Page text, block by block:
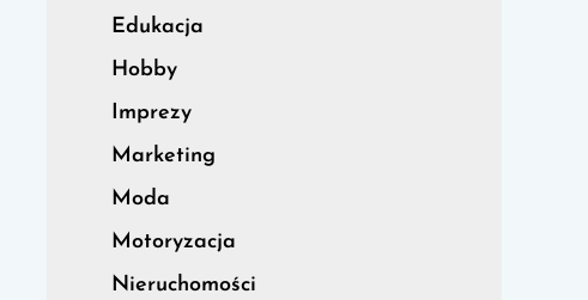
Edukacja
Hobby
Imprezy
Marketing
Moda
Motoryzacja
Nieruchomości